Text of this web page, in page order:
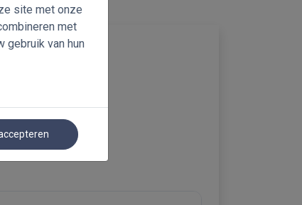
site met onze
met
gebruik van hun